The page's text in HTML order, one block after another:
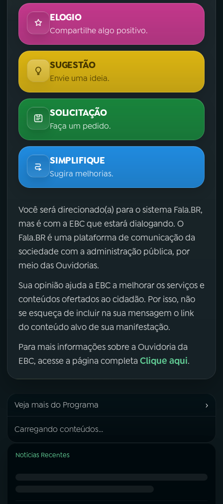
ELOGIO
Compartilhe algo positivo.
SUGESTÃO
Envie uma ideia.
SOLICITAÇÃO
Faça um pedido.
SIMPLIFIQUE
Sugira melhorias.
Você será direcionado(a) para o sistema Fala.BR,
mas é com a EBC que estará dialogando. O
Fala.BR é uma plataforma de comunicação da
sociedade com a administração pública, por
meio das Ouvidorias.
Sua opinião ajuda a EBC a melhorar os serviços e
conteúdos ofertados ao cidadão. Por isso, não
se esqueça de incluir na sua mensagem o link
do conteúdo alvo de sua manifestação.
Para mais informações sobre a Ouvidoria da
EBC, acesse a página completa Clique aqui.
Veja mais do Programa ›
Carregando conteúdos...
Notícias Recentes